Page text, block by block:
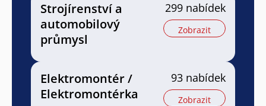
Strojírenství a
automobilový
průmysl
299 nabídek
Zobrazit
Elektromontér /
Elektromontérka
93 nabídek
Zobrazit